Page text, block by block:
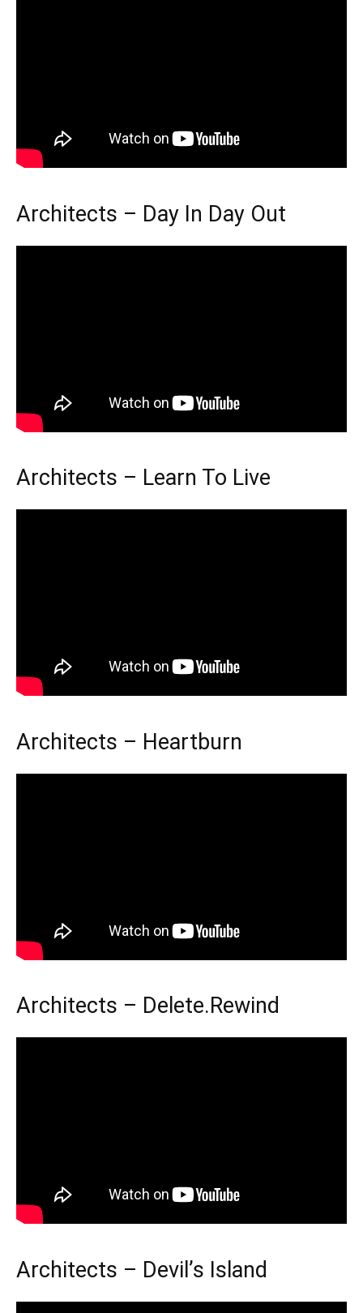
Architects – Day In Day Out
Architects – Learn To Live
Architects – Heartburn
Architects – Delete.Rewind
Architects – Devil’s Island